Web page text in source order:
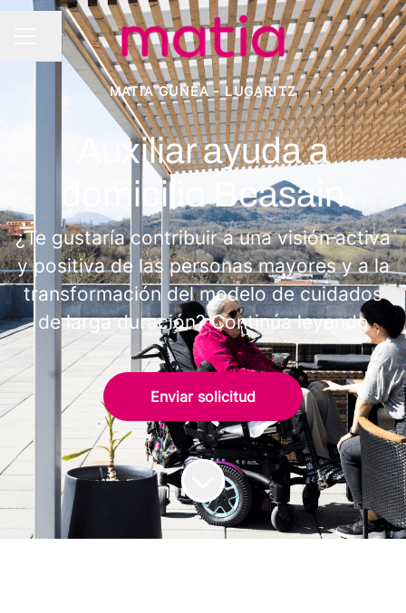
MENÚ DE EMPLEO
Compartir página
MATIA GUNEA - LUGARITZ
Auxiliar ayuda a
domicilio Beasain
¿Te gustaría contribuir a una visión activa
y positiva de las personas mayores y a la
transformación del modelo de cuidados
de larga duración? Continúa leyendo
Enviar solicitud